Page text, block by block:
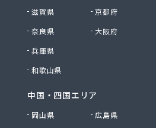
社 東京営業所
滋賀県
京都府
奈良県
大阪府
兵庫県
和歌山県
中国・四国エリア
岡山県
広島県